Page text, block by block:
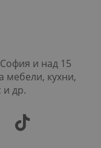
и над 15
и др.